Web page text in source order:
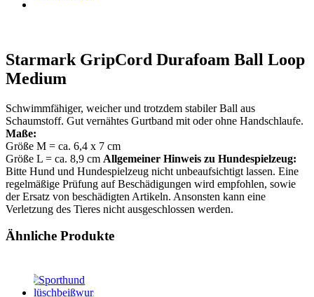
Starmark GripCord Durafoam Ball Loop
Medium
Schwimmfähiger, weicher und trotzdem stabiler Ball aus
Schaumstoff. Gut vernähtes Gurtband mit oder ohne Handschlaufe.
Maße:
Größe M = ca. 6,4 x 7 cm
Größe L = ca. 8,9 cm Allgemeiner Hinweis zu Hundespielzeug:
Bitte Hund und Hundespielzeug nicht unbeaufsichtigt lassen. Eine
regelmäßige Prüfung auf Beschädigungen wird empfohlen, sowie
der Ersatz von beschädigten Artikeln. Ansonsten kann eine
Verletzung des Tieres nicht ausgeschlossen werden.
Ähnliche Produkte